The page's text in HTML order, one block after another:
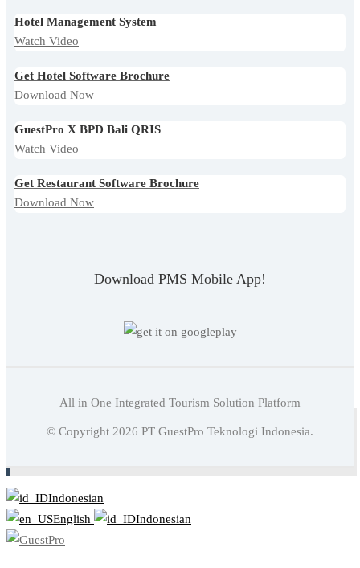
Hotel Management System
Watch Video
Get Hotel Software Brochure
Download Now
GuestPro X BPD Bali QRIS
Watch Video
Get Restaurant Software Brochure
Download Now
Download PMS Mobile App!
All in One Integrated Tourism Solution Platform
© Copyright 2026 PT GuestPro Teknologi Indonesia.
Baca juga: GuestPro: Solusi Software Manajemen Hotel
Indonesian
English
Indonesian